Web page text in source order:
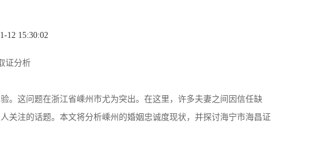
12 15:30:02
证分析
。这问题在浙江省嵊州市尤为突出。在这里，许多夫妻之间因信任缺
关注的话题。本文将分析嵊州的婚姻忠诚度现状，并探讨海宁市海昌证